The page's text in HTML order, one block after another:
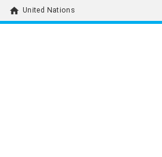
home United Nations